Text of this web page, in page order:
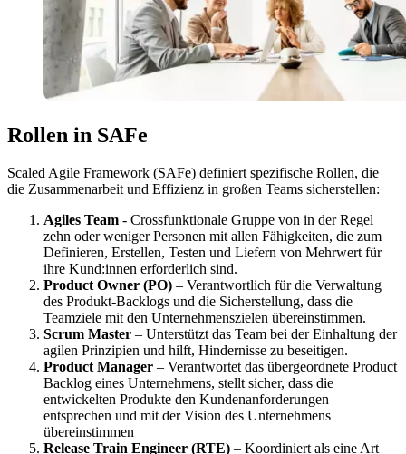
Rollen in SAFe
Scaled Agile Framework (SAFe) definiert spezifische Rollen, die
die Zusammenarbeit und Effizienz in großen Teams sicherstellen:
Agiles Team - Crossfunktionale Gruppe von in der Regel
zehn oder weniger Personen mit allen Fähigkeiten, die zum
Definieren, Erstellen, Testen und Liefern von Mehrwert für
ihre Kund:innen erforderlich sind.
Product Owner (PO) – Verantwortlich für die Verwaltung
des Produkt-Backlogs und die Sicherstellung, dass die
Teamziele mit den Unternehmenszielen übereinstimmen.
Scrum Master – Unterstützt das Team bei der Einhaltung der
agilen Prinzipien und hilft, Hindernisse zu beseitigen.
Product Manager – Verantwortet das übergeordnete Product
Backlog eines Unternehmens, stellt sicher, dass die
entwickelten Produkte den Kundenanforderungen
entsprechen und mit der Vision des Unternehmens
übereinstimmen
Release Train Engineer (RTE) – Koordiniert als eine Art